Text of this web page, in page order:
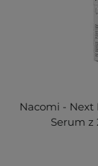
Nacomi - Next
Serum z